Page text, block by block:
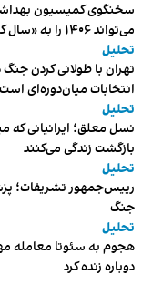
سخنگوی کمیسیون
می‌تواند ۱۴۰۶ را به «سال کشتار بیماران» تبدیل کند
تحلیل
تهران با طولانی کردن
انتخابات میان‌دوره‌ای است
تحلیل
نسل معلق؛ ایرانیانی که
بازگشت زندگی می‌کنند
تحلیل
رییس‌جمهور تشریفات؛
جنگ
تحلیل
هجوم به سئوتا معامله
دوباره زنده کرد